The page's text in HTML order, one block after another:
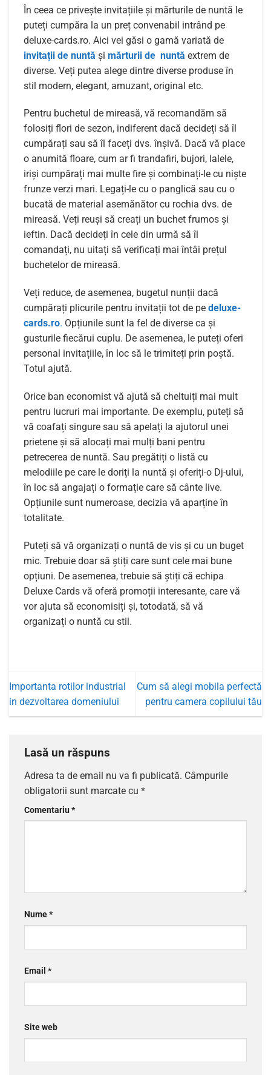
În ceea ce privește invitațiile și mărturile de nuntă le
puteți cumpăra la un preț convenabil intrând pe
deluxe-cards.ro. Aici vei găsi o gamă variată de
invitații de nuntă și mărturii de nuntă extrem de
diverse. Veți putea alege dintre diverse produse în
stil modern, elegant, amuzant, original etc.
Pentru buchetul de mireasă, vă recomandăm să
folosiți flori de sezon, indiferent dacă decideți să îl
cumpărați sau să îl faceți dvs. înșivă. Dacă vă place
o anumită floare, cum ar fi trandafiri, bujori, lalele,
iriși cumpărați mai multe fire și combinați-le cu niște
frunze verzi mari. Legați-le cu o panglică sau cu o
bucată de material asemănător cu rochia dvs. de
mireasă. Veți reuși să creați un buchet frumos și
ieftin. Dacă decideți în cele din urmă să îl
comandați, nu uitați să verificați mai întâi prețul
buchetelor de mireasă.
Veți reduce, de asemenea, bugetul nunții dacă
cumpărați plicurile pentru invitații tot de pe deluxe-
cards.ro. Opțiunile sunt la fel de diverse ca și
gusturile fiecărui cuplu. De asemenea, le puteți oferi
personal invitațiile, în loc să le trimiteți prin poștă.
Totul ajută.
Orice ban economist vă ajută să cheltuiți mai mult
pentru lucruri mai importante. De exemplu, puteți să
vă coafați singure sau să apelați la ajutorul unei
prietene și să alocați mai mulți bani pentru
petrecerea de nuntă. Sau pregătiți o listă cu
melodiile pe care le doriți la nuntă și oferiți-o Dj-ului,
în loc să angajați o formație care să cânte live.
Opțiunile sunt numeroase, decizia vă aparține în
totalitate.
Puteți să vă organizați o nuntă de vis și cu un buget
mic. Trebuie doar să știți care sunt cele mai bune
opțiuni. De asemenea, trebuie să știți că echipa
Deluxe Cards vă oferă promoții interesante, care vă
vor ajuta să economisiți și, totodată, să vă
organizați o nuntă cu stil.
Importanta rotilor industrial
in dezvoltarea domeniului
Cum să alegi mobila perfectă
pentru camera copilului tău
Lasă un răspuns
Adresa ta de email nu va fi publicată. Câmpurile
obligatorii sunt marcate cu *
Comentariu*
Nume*
Email *
Site web